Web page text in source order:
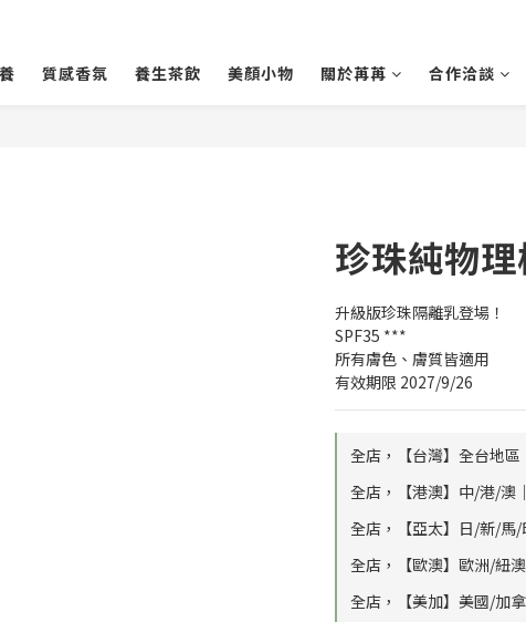
質感香氛 養生茶飲 美顏小物 關於苒苒 合作洽談
珍珠純物
升級版珍珠隔離乳登場！
SPF35 ***
所有膚色、膚質皆適用
有效期限 2027/9/26
全店，【台灣】全台地區
全店，【港澳】中/港/澳
全店，【亞太】日/新/馬/
全店，【歐澳】歐洲/紐
全店，【美加】美國/加